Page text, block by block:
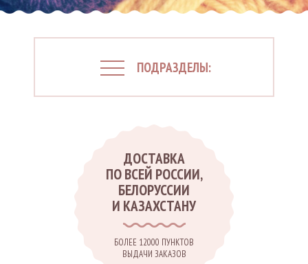
ПОДРАЗДЕЛЫ:
ДОСТАВКА
ПО ВСЕЙ РОССИИ,
БЕЛОРУССИИ
И КАЗАХСТАНУ
БОЛЕЕ 12000 ПУНКТОВ
ВЫДАЧИ ЗАКАЗОВ